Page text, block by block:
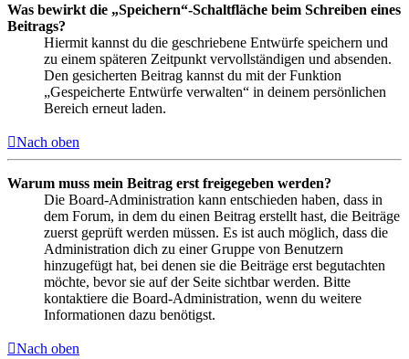
Was bewirkt die „Speichern“-Schaltfläche beim Schreiben eines
Beitrags?
Hiermit kannst du die geschriebene Entwürfe speichern und
zu einem späteren Zeitpunkt vervollständigen und absenden.
Den gesicherten Beitrag kannst du mit der Funktion
„Gespeicherte Entwürfe verwalten“ in deinem persönlichen
Bereich erneut laden.
Nach oben
Warum muss mein Beitrag erst freigegeben werden?
Die Board-Administration kann entschieden haben, dass in
dem Forum, in dem du einen Beitrag erstellt hast, die Beiträge
zuerst geprüft werden müssen. Es ist auch möglich, dass die
Administration dich zu einer Gruppe von Benutzern
hinzugefügt hat, bei denen sie die Beiträge erst begutachten
möchte, bevor sie auf der Seite sichtbar werden. Bitte
kontaktiere die Board-Administration, wenn du weitere
Informationen dazu benötigst.
Nach oben